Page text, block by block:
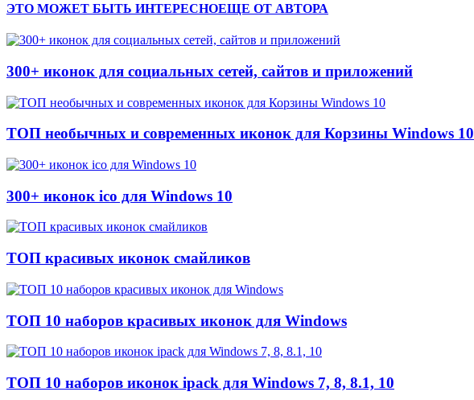
ЭТО МОЖЕТ БЫТЬ ИНТЕРЕСНОЕЩЕ ОТ АВТОРА
300+ иконок для социальных сетей, сайтов и приложений
ТОП необычных и современных иконок для Корзины Windows 10
300+ иконок ico для Windows 10
ТОП красивых иконок смайликов
ТОП 10 наборов красивых иконок для Windows
ТОП 10 наборов иконок ipack для Windows 7, 8, 8.1, 10